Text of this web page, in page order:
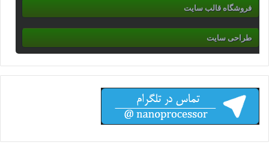
فروشگاه قالب سایت
طراحی سایت